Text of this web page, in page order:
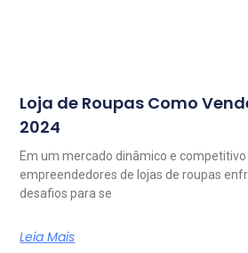
Loja de Roupas Como
2024
Em um mercado dinâmico e
empreendedores de lojas de roupas
desafios para se
Leia Mais